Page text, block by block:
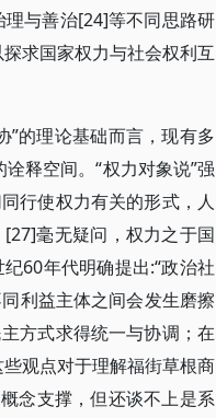
与善治[24]等不同思路研
求国家权力与社会权利互
”的理论基础而言，现有多
释空间。“权力对象说”强
行使权力有关的形式，人
毫无疑问，权力之于国
60年代明确提出:“政治社
利益主体之间会发生磨擦
方式求得统一与协调；在
观点对于理解福街草根商
念支撑，但还谈不上是系